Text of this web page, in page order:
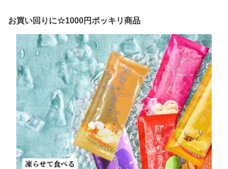
お買い回りに☆1000円ポッキリ商品